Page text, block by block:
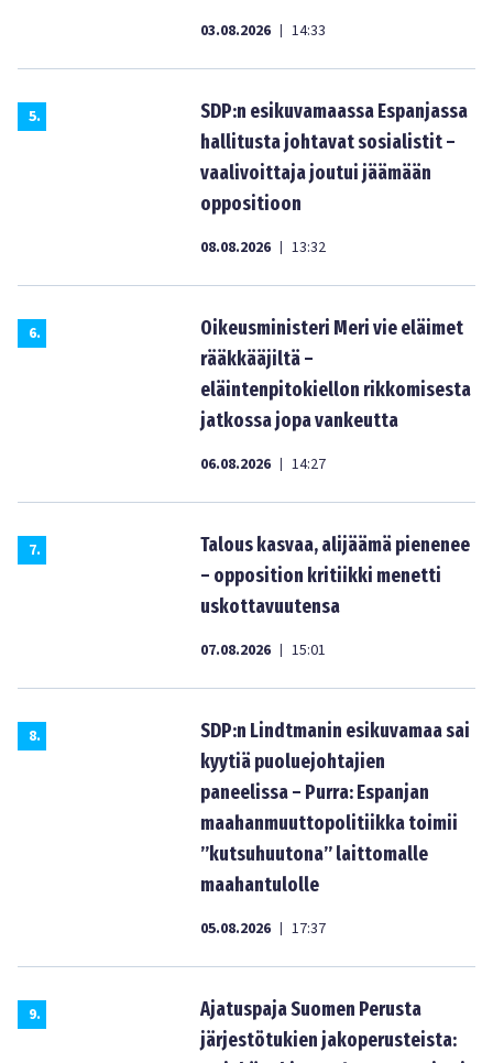
03.08.2026 | 14:33
5.
SDP:n esikuvamaassa Espanjassa
hallitusta johtavat sosialistit –
vaalivoittaja joutui jäämään
oppositioon
08.08.2026 | 13:32
6.
Oikeusministeri Meri vie eläimet
rääkkääjiltä –
eläintenpitokiellon rikkomisesta
jatkossa jopa vankeutta
06.08.2026 | 14:27
7.
Talous kasvaa, alijäämä pienenee
– opposition kritiikki menetti
uskottavuutensa
07.08.2026 | 15:01
8.
SDP:n Lindtmanin esikuvamaa sai
kyytiä puoluejohtajien
paneelissa – Purra: Espanjan
maahanmuuttopolitiikka toimii
”kutsuhuutona” laittomalle
maahantulolle
05.08.2026 | 17:37
9.
Ajatuspaja Suomen Perusta
järjestötukien jakoperusteista: